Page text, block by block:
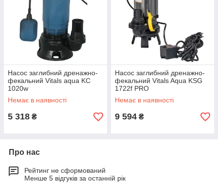
Насос заглибний дренажно-
фекальний Vitals aqua KC
1020w
Немає в наявності
5 318 ₴
Насос заглибний дренажно-
фекальний Vitals Aqua KSG
1722f PRO
Немає в наявності
9 594 ₴
Про нас
Рейтинг не сформований
Менше 5 відгуків за останній рік